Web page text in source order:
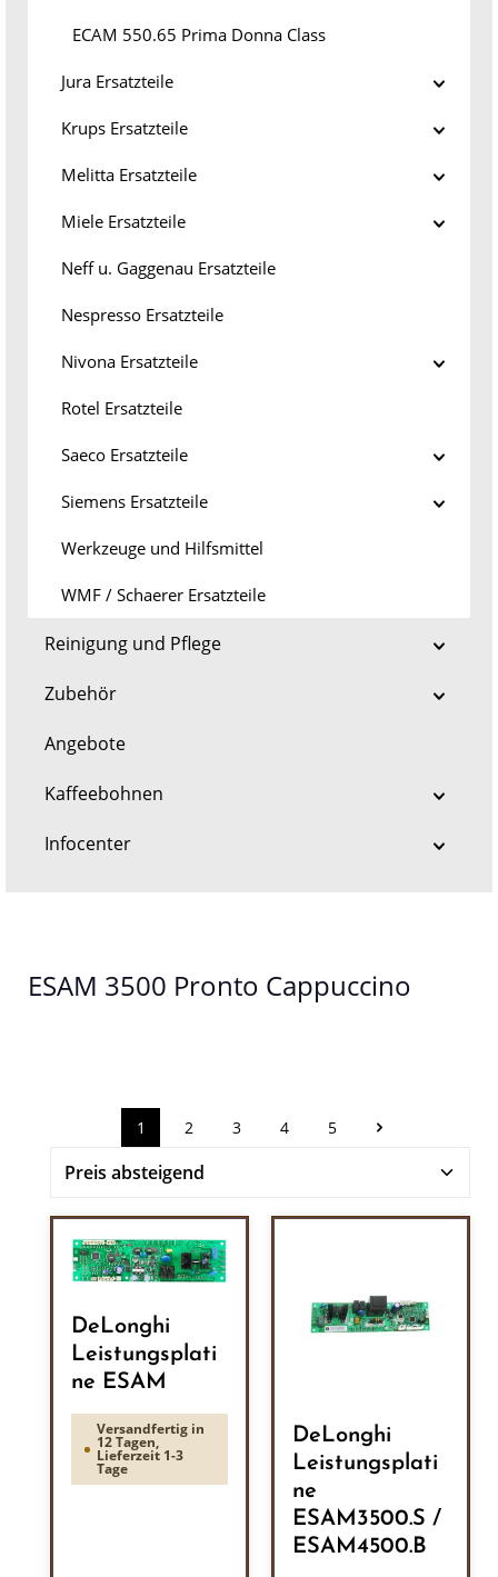
ECAM 550.65 Prima Donna Class
Jura Ersatzteile
Krups Ersatzteile
Melitta Ersatzteile
Miele Ersatzteile
Neff u. Gaggenau Ersatzteile
Nespresso Ersatzteile
Nivona Ersatzteile
Rotel Ersatzteile
Saeco Ersatzteile
Siemens Ersatzteile
Werkzeuge und Hilfsmittel
WMF / Schaerer Ersatzteile
Reinigung und Pflege
Zubehör
Angebote
Kaffeebohnen
Infocenter
ESAM 3500 Pronto Cappuccino
Seite
1 Seite
2 Seite
3 Seite
4 Seite
5
DeLonghi
Leistungsplati
ne ESAM
Versandfertig in
12 Tagen,
Lieferzeit 1-3
Tage
DeLonghi
Leistungsplati
ne
ESAM3500.S /
ESAM4500.B